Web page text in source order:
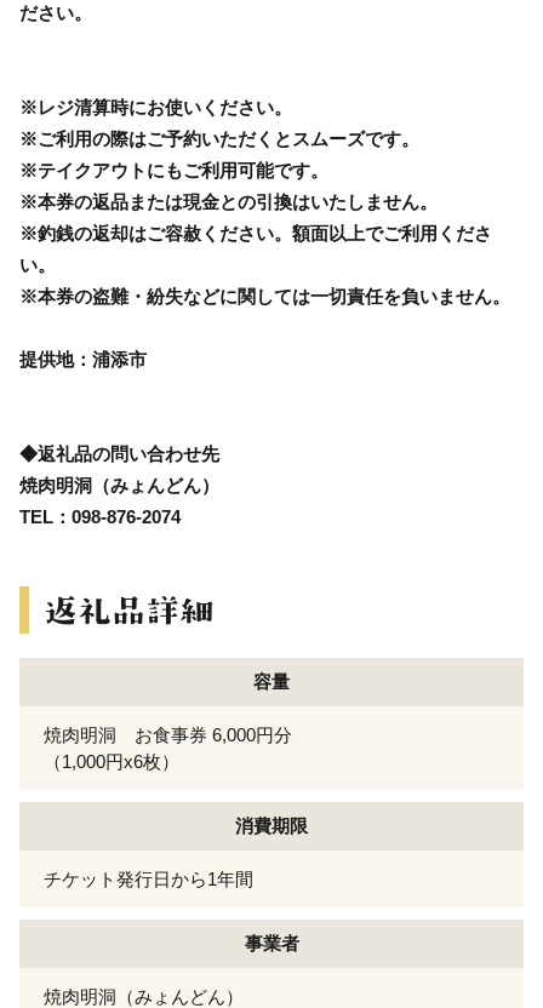
ださい。
※レジ清算時にお使いください。
※ご利用の際はご予約いただくとスムーズです。
※テイクアウトにもご利用可能です。
※本券の返品または現金との引換はいたしません。
※釣銭の返却はご容赦ください。額面以上でご利用くださ
い。
※本券の盗難・紛失などに関しては一切責任を負いません。
提供地：浦添市
◆返礼品の問い合わせ先
焼肉明洞（みょんどん）
TEL：098-876-2074
容量
焼肉明洞 お食事券 6,000円分
（1,000円x6枚）
消費期限
チケット発行日から1年間
事業者
焼肉明洞（みょんどん）